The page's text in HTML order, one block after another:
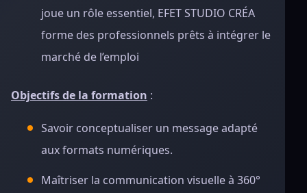
joue un rôle essentiel, EFET STUDIO CRÉA
forme des professionnels prêts à intégrer le
marché de l’emploi
Objectifs de la formation :
Savoir conceptualiser un message adapté
aux formats numériques.
Maîtriser la communication visuelle à 360°